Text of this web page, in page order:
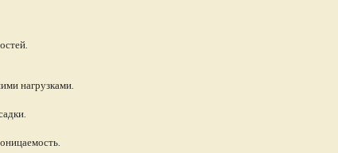
нагрузками.